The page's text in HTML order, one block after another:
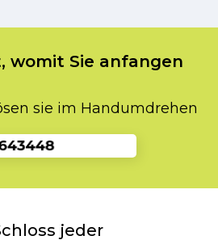
womit Sie anfangen
sie im Handumdrehen
jeder